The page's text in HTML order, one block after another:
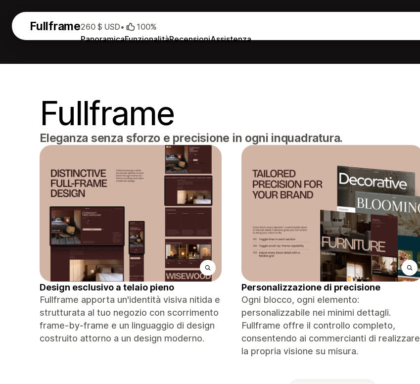
Fullframe
PanoramicaFunzionalitàRecensioniAssistenza
260 $ USD• 100%
Fullframe
Eleganza senza sforzo e precisione in ogni inquadratura.
Design esclusivo a telaio pieno
Fullframe apporta un'identità visiva nitida e
strutturata al tuo negozio con scorrimento
frame-by-frame e un linguaggio di design
costruito attorno a un design moderno.
Personalizzazione di precisione
Ogni blocco, ogni elemento:
personalizzabile nei minimi dettagli.
Fullframe offre il controllo completo,
consentendo ai commercianti di realizzare
la propria visione su misura.